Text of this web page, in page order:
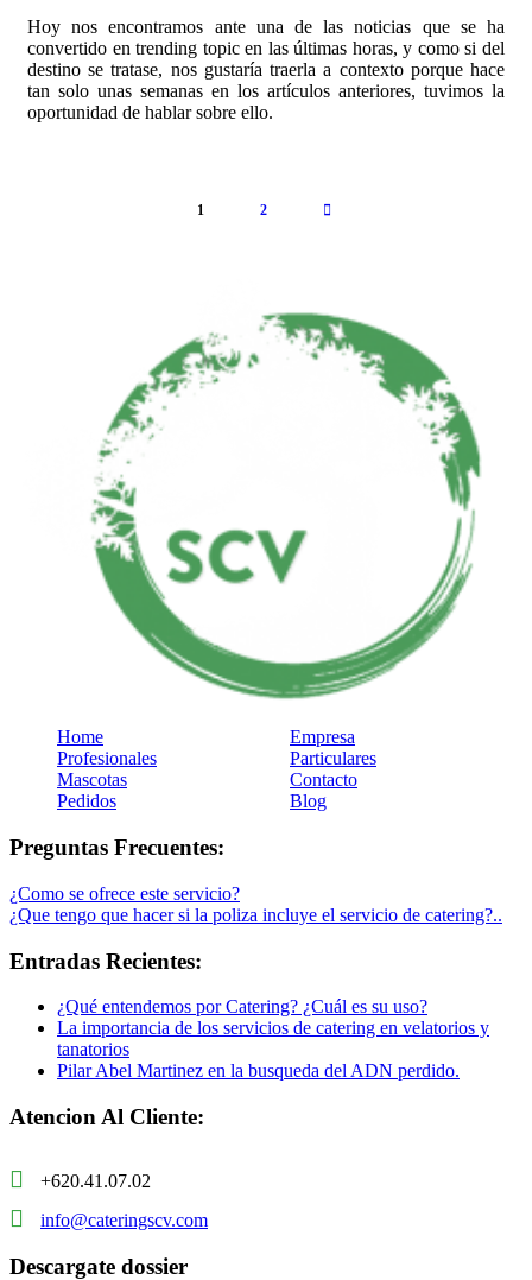
Hoy nos encontramos ante una de las noticias que se ha
convertido en trending topic en las últimas horas, y como si del
destino se tratase, nos gustaría traerla a contexto porque hace
tan solo unas semanas en los artículos anteriores, tuvimos la
oportunidad de hablar sobre ello.
1 2
Home
Empresa
Profesionales
Particulares
Mascotas
Contacto
Pedidos
Blog
Preguntas Frecuentes:
¿Como se ofrece este servicio?
¿Que tengo que hacer si la poliza incluye el servicio de catering?..
Entradas Recientes:
¿Qué entendemos por Catering? ¿Cuál es su uso?
La importancia de los servicios de catering en velatorios y
tanatorios
Pilar Abel Martinez en la busqueda del ADN perdido.
Atencion Al Cliente:
+620.41.07.02
info@cateringscv.com
Descargate dossier